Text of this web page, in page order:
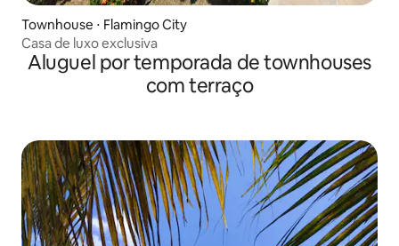
Townhouse ⋅ Flamingo City
Casa de luxo exclusiva
Aluguel por temporada de townhouses
com terraço